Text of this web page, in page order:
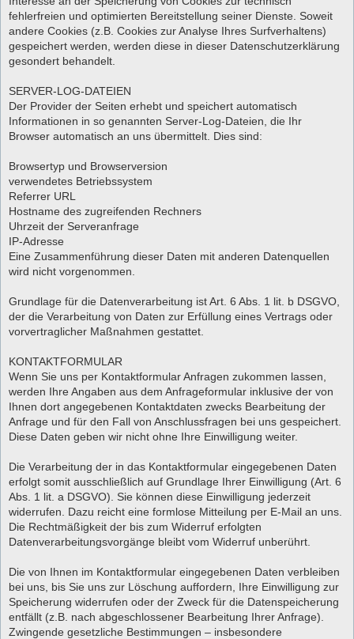
fehlerfreien und optimierten Bereitstellung seiner Dienste. Soweit
andere Cookies (z.B. Cookies zur Analyse Ihres Surfverhaltens)
gespeichert werden, werden diese in dieser Datenschutzerklärung
gesondert behandelt.
SERVER-LOG-DATEIEN
Der Provider der Seiten erhebt und speichert automatisch
Informationen in so genannten Server-Log-Dateien, die Ihr
Browser automatisch an uns übermittelt. Dies sind:
Browsertyp und Browserversion
verwendetes Betriebssystem
Referrer URL
Hostname des zugreifenden Rechners
Uhrzeit der Serveranfrage
IP-Adresse
Eine Zusammenführung dieser Daten mit anderen Datenquellen
wird nicht vorgenommen.
Grundlage für die Datenverarbeitung ist Art. 6 Abs. 1 lit. b DSGVO,
der die Verarbeitung von Daten zur Erfüllung eines Vertrags oder
vorvertraglicher Maßnahmen gestattet.
KONTAKTFORMULAR
Wenn Sie uns per Kontaktformular Anfragen zukommen lassen,
werden Ihre Angaben aus dem Anfrageformular inklusive der von
Ihnen dort angegebenen Kontaktdaten zwecks Bearbeitung der
Anfrage und für den Fall von Anschlussfragen bei uns gespeichert.
Diese Daten geben wir nicht ohne Ihre Einwilligung weiter.
Die Verarbeitung der in das Kontaktformular eingegebenen Daten
erfolgt somit ausschließlich auf Grundlage Ihrer Einwilligung (Art. 6
Abs. 1 lit. a DSGVO). Sie können diese Einwilligung jederzeit
widerrufen. Dazu reicht eine formlose Mitteilung per E-Mail an uns.
Die Rechtmäßigkeit der bis zum Widerruf erfolgten
Datenverarbeitungsvorgänge bleibt vom Widerruf unberührt.
Die von Ihnen im Kontaktformular eingegebenen Daten verbleiben
bei uns, bis Sie uns zur Löschung auffordern, Ihre Einwilligung zur
Speicherung widerrufen oder der Zweck für die Datenspeicherung
entfällt (z.B. nach abgeschlossener Bearbeitung Ihrer Anfrage).
Zwingende gesetzliche Bestimmungen – insbesondere